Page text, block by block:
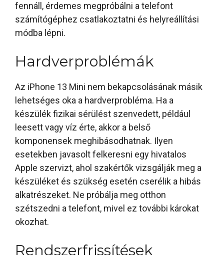
fennáll, érdemes megpróbálni a telefont
számítógéphez csatlakoztatni és helyreállítási
módba lépni.
Hardverproblémák
Az iPhone 13 Mini nem bekapcsolásának másik
lehetséges oka a hardverprobléma. Ha a
készülék fizikai sérülést szenvedett, például
leesett vagy víz érte, akkor a belső
komponensek meghibásodhatnak. Ilyen
esetekben javasolt felkeresni egy hivatalos
Apple szervizt, ahol szakértők vizsgálják meg a
készüléket és szükség esetén cserélik a hibás
alkatrészeket. Ne próbálja meg otthon
szétszedni a telefont, mivel ez további károkat
okozhat.
Rendszerfrissítések